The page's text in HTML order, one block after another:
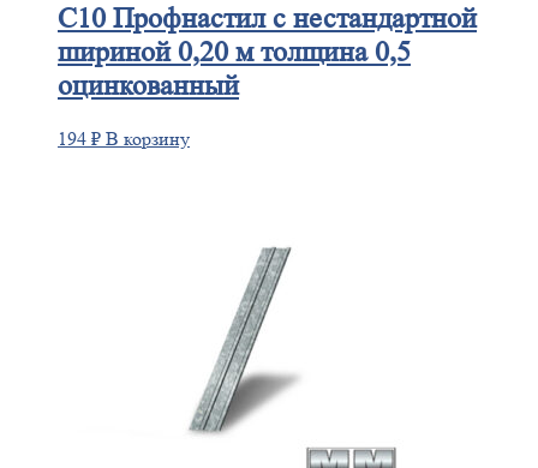
С10Профнастил с нестандартной
шириной 0,20 м толщина 0,5
оцинкованный
194 ₽ В корзину